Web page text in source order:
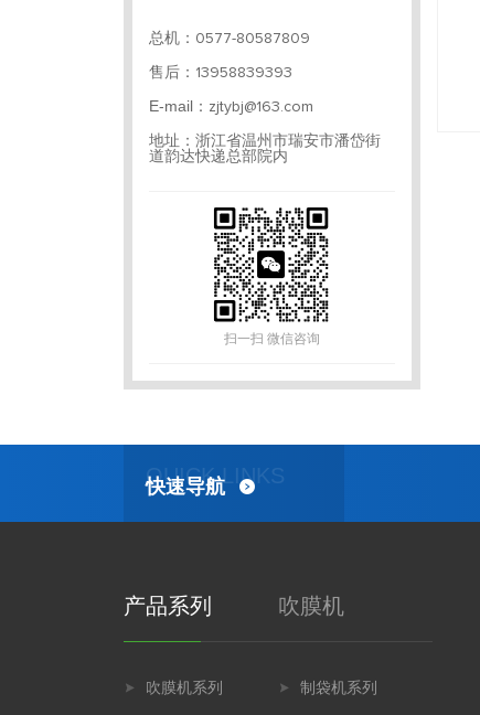
总机： 0577-80587809
售后： 13958839393
E-mail： zjtybj@163.com
地址：浙江省温州市瑞安市潘岱街
道韵达快递总部院内
扫一扫 微信咨询
QUICK LINKS
快速导航
产品系列 吹膜机
吹膜机系列 制袋机系列